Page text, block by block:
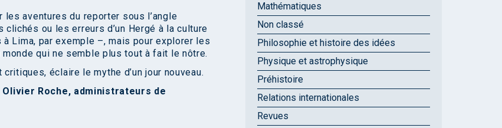
les aventures du reporter sous l’angle
ou les erreurs d’un Hergé à la culture
Lima, par exemple –, mais pour explorer les
qui ne semble plus tout à fait le nôtre.
éclaire le mythe d’un jour nouveau.
Roche, administrateurs de
Mathématiques
Non classé
Philosophie et histoire des idées
Physique et astrophysique
Préhistoire
Relations internationales
Revues